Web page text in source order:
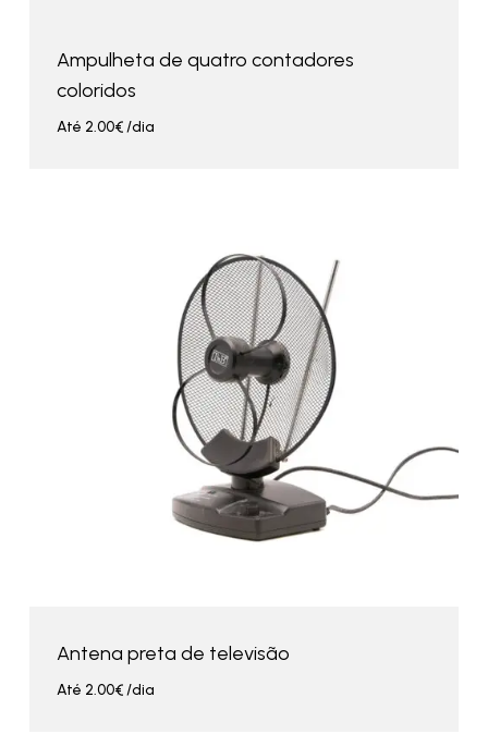
Ampulheta de quatro contadores
coloridos
Até 2.00€/dia
Antena preta de televisão
Até 2.00€/dia